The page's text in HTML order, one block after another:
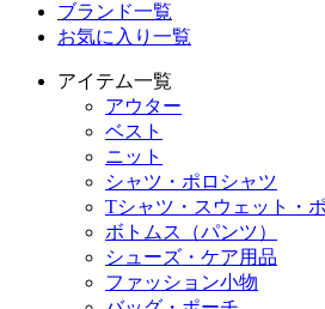
ブランド一覧
お気に入り一覧
アイテム一覧
アウター
ベスト
ニット
シャツ・ポロシャツ
Tシャツ・スウェット・
ボトムス（パンツ）
シューズ・ケア用品
ファッション小物